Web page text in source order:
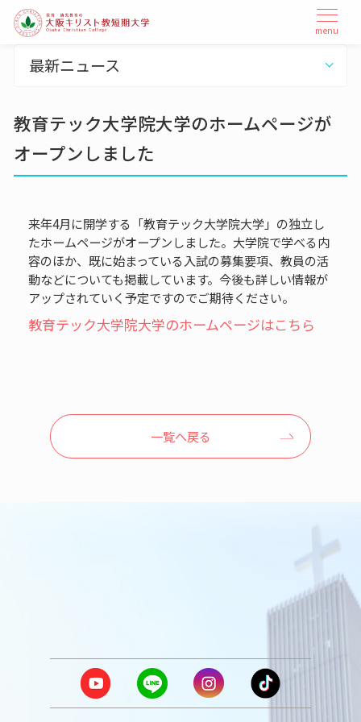
本
文
ッ
プ
メ
ニ
ー
閉
menu
最新ニュース
教育テック大学院大学のホームページが
オープンしました
来年4月に開学する「教育テック大学院大学」の独立し
たホームページがオープンしました。大学院で学べる内
容のほか、既に始まっている入試の募集要項、教員の活
動などについても掲載しています。今後も詳しい情報が
アップされていく予定ですのでご期待ください。
教育テック大学院大学のホームページはこちら
一覧へ戻る